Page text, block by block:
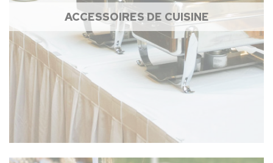
ACCESSOIRES DE CUISINE